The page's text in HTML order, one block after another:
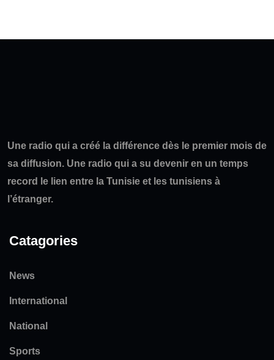
Une radio qui a créé la différence dès le premier mois de
sa diffusion. Une radio qui a su devenir en un temps
record le lien entre la Tunisie et les tunisiens à
l’étranger.
Catagories
News
International
National
Sports